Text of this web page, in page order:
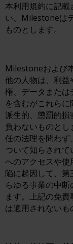
本利用規約に記載
い、Milestoneは
ものとします。
Milestoneおよび
他の人物は、利
権、データまた
を含むがこれらに
派生的、懲罰的損
負わないものと
任の法理を問わ
ついて知らされ
へのアクセスや使
陥に起因して、
らゆる事業の中
ます。上記の免
は適用されないも